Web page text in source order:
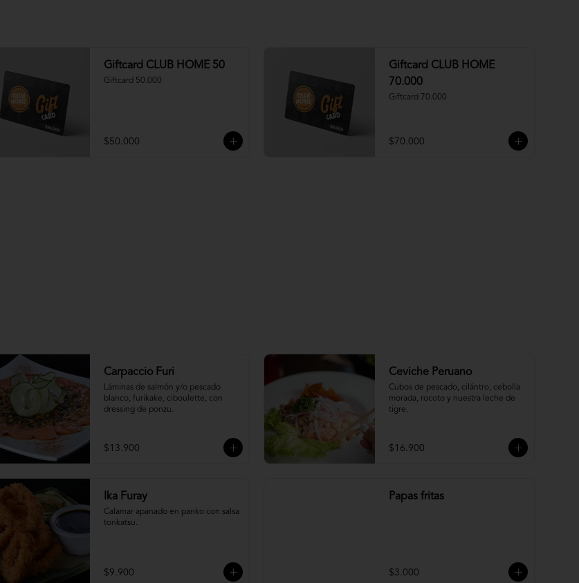
Giftcard CLUB HOME 50
Giftcard 50.000
$50.000
Giftcard CLUB HOME
70.000
Giftcard 70.000
$70.000
Carpaccio Furi
Láminas de salmón y/o pescado
blanco, furikake, ciboulette, con
dressing de ponzu.
$13.900
Ceviche Peruano
Cubos de pescado, cilántro, cebolla
morada, rocoto y nuestra leche de
tigre.
$16.900
Ika Furay
Calamar apanado en panko con salsa
tonkatsu.
$9.900
Papas fritas
$3.000